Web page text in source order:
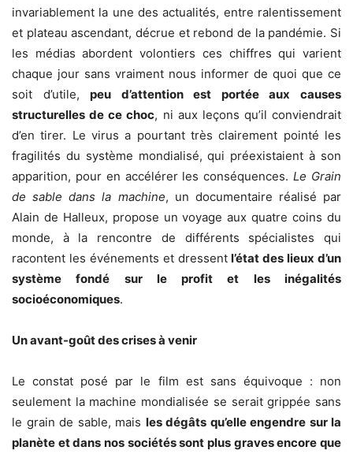
invariablement la une des actualités, entre ralentissement
et plateau ascendant, décrue et rebond de la pandémie. Si
les médias abordent volontiers ces chiffres qui varient
chaque jour sans vraiment nous informer de quoi que ce
soit d’utile,peu d’attention est portée aux causes
structurelles de ce choc, ni aux leçons qu’il conviendrait
d’en tirer. Le virus a pourtant très clairement pointé les
fragilités du système mondialisé, qui préexistaient à son
apparition, pour en accélérer les conséquences.Le Grain
de sable dans la machine, un documentaire réalisé par
Alain de Halleux, propose un voyage aux quatre coins du
monde, à la rencontre de différents spécialistes qui
racontent les événements et dressentl’état des lieux d’un
système fondé sur le profit et les inégalités
socioéconomiques.
Un avant-goût des crises à venir
Le constat posé par le film est sans équivoque : non
seulement la machine mondialisée se serait grippée sans
le grain de sable, mais les dégâts qu’elle engendre sur la
planète et dans nos sociétés sont plus graves encore que